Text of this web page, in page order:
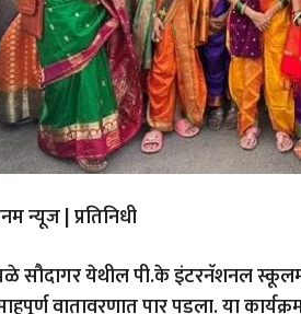
न्यूज | प्रतिनिधी
सौदागर येथील पी.के इंटरनॅशनल
वातावरणात पार पडला. या